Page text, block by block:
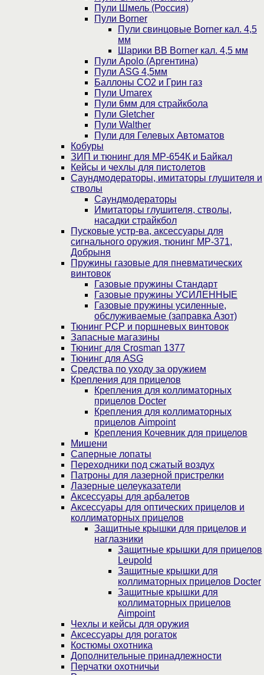
Пули Шмель (Россия)
Пули Borner
Пули свинцовые Borner кал. 4,5
мм
Шарики BB Borner кал. 4,5 мм
Пули Apolo (Аргентина)
Пули ASG 4,5мм
Баллоны CO2 и Грин газ
Пули Umarex
Пули 6мм для страйкбола
Пули Gletcher
Пули Walther
Пули для Гелевых Автоматов
Кобуры
ЗИП и тюнинг для МР-654К и Байкал
Кейсы и чехлы для пистолетов
Саундмодераторы, имитаторы глушителя и
стволы
Саундмодераторы
Имитаторы глушителя, стволы,
насадки страйкбол
Пусковые устр-ва, аксессуары для
сигнального оружия, тюнинг МР-371,
Добрыня
Пружины газовые для пневматических
винтовок
Газовые пружины Стандарт
Газовые пружины УСИЛЕННЫЕ
Газовые пружины усиленные,
обслуживаемые (заправка Азот)
Тюнинг PCP и поршневых винтовок
Запасные магазины
Тюнинг для Crosman 1377
Тюнинг для ASG
Средства по уходу за оружием
Крепления для прицелов
Крепления для коллиматорных
прицелов Docter
Крепления для коллиматорных
прицелов Aimpoint
Крепления Кочевник для прицелов
Мишени
Саперные лопаты
Переходники под сжатый воздух
Патроны для лазерной пристрелки
Лазерные целеуказатели
Аксессуары для арбалетов
Аксессуары для оптических прицелов и
коллиматорных прицелов
Защитные крышки для прицелов и
наглазники
Защитные крышки для прицелов
Leupold
Защитные крышки для
коллиматорных прицелов Docter
Защитные крышки для
коллиматорных прицелов
Aimpoint
Чехлы и кейсы для оружия
Аксессуары для рогаток
Костюмы охотника
Дополнительные принадлежности
Перчатки охотничьи